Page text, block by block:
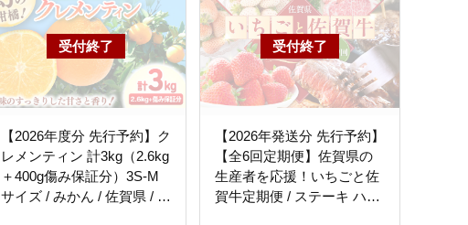
【2026年度分 先行予約】ク
レメンティン 計3kg（2.6kg
＋400g傷み保証分）3S-M
サイズ / みかん / 佐賀県 / 山
【2026年発送分 先行予約】
【全6回定期便】佐賀県の
生産者を応援！いちごと佐
賀牛定期便 / ステーキ ハン